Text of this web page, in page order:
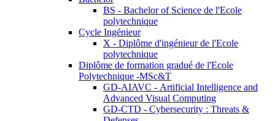
BS - Bachelor of Science de l'Ecole
polytechnique
Cycle Ingénieur
X - Diplôme d'ingénieur de l'Ecole
polytechnique
Diplôme de formation gradué de l'Ecole
Polytechnique -MSc&T
GD-AIAVC - Artificial Intelligence and
Advanced Visual Computing
GD-CTD - Cybersecurity : Threats &